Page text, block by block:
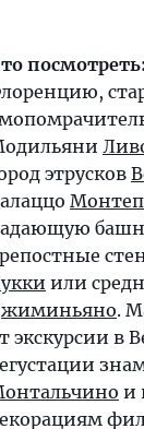
посмотреть:
этрусков
или
.
экскурсии в
и